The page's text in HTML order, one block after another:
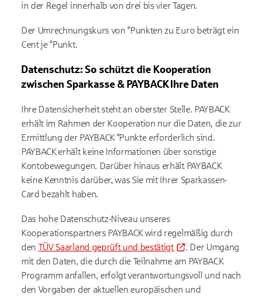
in der Regel innerhalb von drei bis vier Tagen.
Der Umrechnungskurs von °Punkten zu Euro beträgt ein
Cent je °Punkt.
Datenschutz: So schützt die Kooperation
zwischen Sparkasse & PAYBACK Ihre Daten
Ihre Datensicherheit steht an oberster Stelle. PAYBACK
erhält im Rahmen der Kooperation nur die Daten, die zur
Ermittlung der PAYBACK °Punkte erforderlich sind.
PAYBACK erhält keine Informationen über sonstige
Kontobewegungen. Darüber hinaus erhält PAYBACK
keine Kenntnis darüber, was Sie mit Ihrer Sparkassen-
Card bezahlt haben.
Das hohe Datenschutz-Niveau unseres
Kooperationspartners PAYBACK wird regelmäßig durch
den TÜV Saarland geprüft und bestätigt
. Der Umgang
mit den Daten, die durch die Teilnahme am PAYBACK
Programm anfallen, erfolgt verantwortungsvoll und nach
den Vorgaben der aktuellen europäischen und